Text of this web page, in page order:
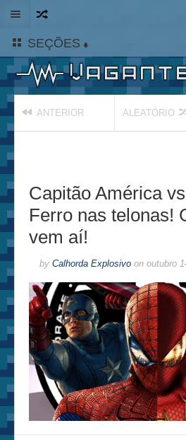
SEÇÕES
ANTERIOR ALEATÓRIO
Capitão América
Ferro nas telonas!
vem aí!
by Calhorda Explosivo on outubro